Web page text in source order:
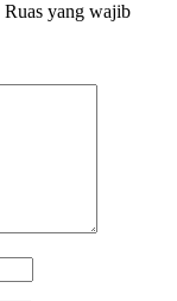
Ruas yang wajib